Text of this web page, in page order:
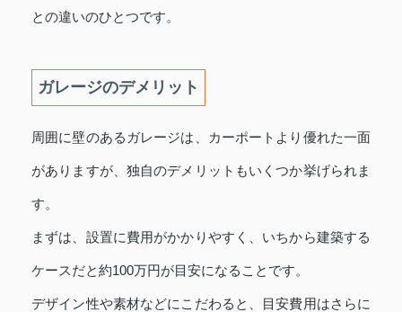
との違いのひとつです。
ガレージのデメリット
周囲に壁のあるガレージは、カーポートより優れた一面
がありますが、独自のデメリットもいくつか挙げられま
す。
まずは、設置に費用がかかりやすく、いちから建築する
ケースだと約100万円が目安になることです。
デザイン性や素材などにこだわると、目安費用はさらに